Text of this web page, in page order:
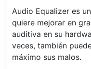
Audio Equalizer es
quiere mejorar en
auditiva en su
veces, también
máximo sus malos.